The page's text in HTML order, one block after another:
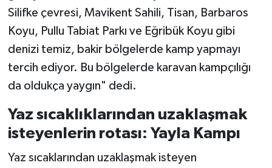
Silifke çevresi, Mavikent Sahili, Tisan, Barbaros
Koyu, Pullu Tabiat Parkı ve Eğribük Koyu gibi
denizi temiz, bakir bölgelerde kamp yapmayı
tercih ediyor. Bu bölgelerde karavan kampçılığı
da oldukça yaygın" dedi.
Yaz sıcaklıklarından uzaklaşmak
isteyenlerin rotası: Yayla Kampı
Yaz sıcaklarından uzaklaşmak isteyen